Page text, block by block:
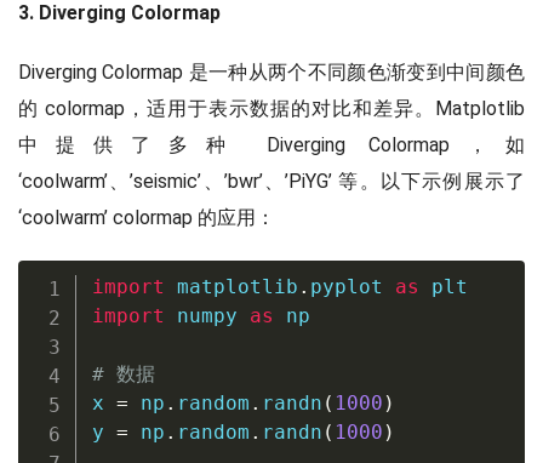
3. Diverging Colormap
Diverging Colormap 是一种从两个不同颜色渐变到中间颜色
的 colormap，适用于表示数据的对比和差异。Matplotlib
中提供了多种 Diverging Colormap，如
‘coolwarm’、’seismic’、’bwr’、’PiYG’ 等。以下示例展示了
‘coolwarm’ colormap 的应用：
import matplotlib . pyplot as
import numpy as np
# 数据
x = np . random . randn ( 1000 )
y = np . random . randn ( 1000 )